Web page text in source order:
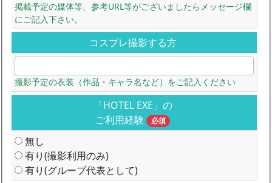
掲載予定の媒体等、参考URL等がございましたらメッセージ欄
にご記入下さい。
コスプレ撮影する方
撮影予定の衣装（作品・キャラ名など）をご記入ください
「HOTEL EXE」の
ご利用経験
必須
無し
有り(撮影利用のみ)
有り(グループ代表として)